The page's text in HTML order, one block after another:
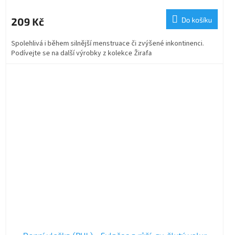
209 Kč Do košíku
Spolehlivá i během silnější menstruace či zvýšené inkontinenci.
Podívejte se na další výrobky z kolekce Žirafa